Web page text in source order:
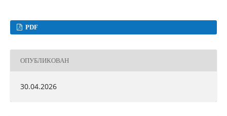
PDF
ОПУБЛИКОВАН
30.04.2026